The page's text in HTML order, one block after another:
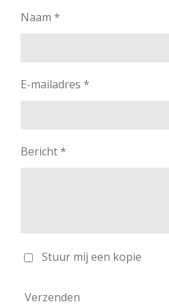
Naam *
E-mailadres *
Bericht *
Stuur mij een kopie
Verzenden